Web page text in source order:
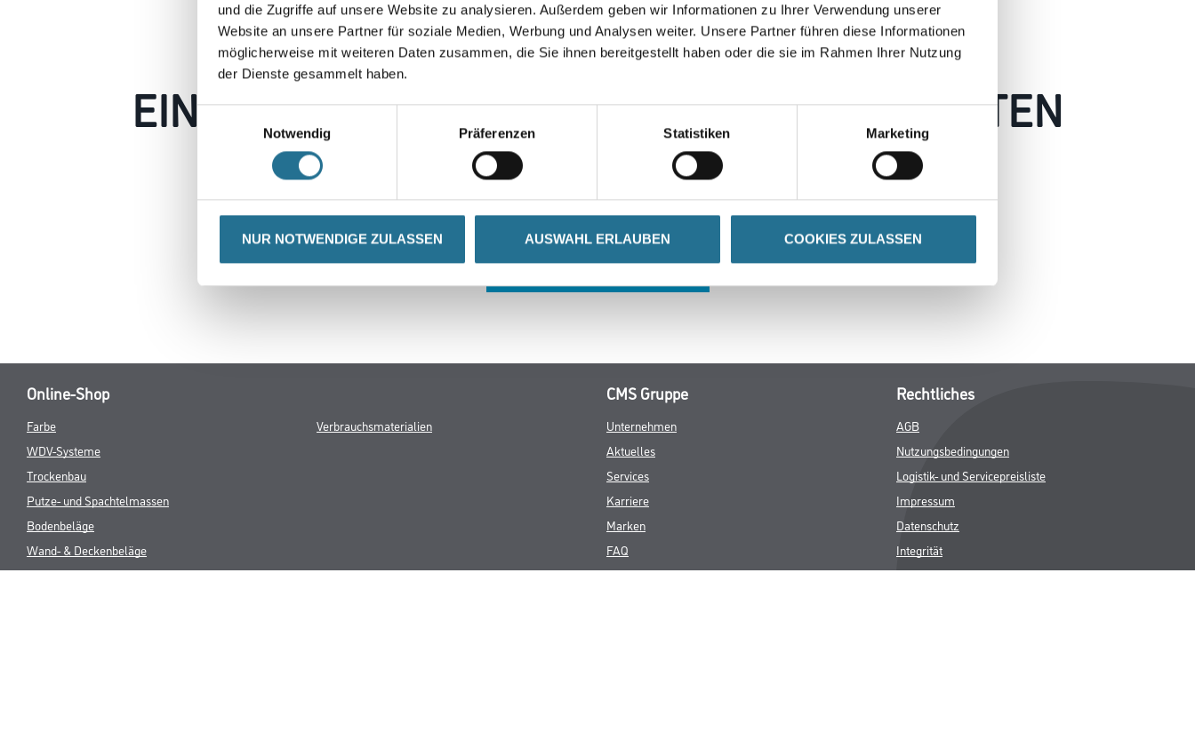
und die Zugriffe auf unsere Website zu analysieren. Außerdem geben wir Informationen zu Ihrer Verwendung unserer
Website an unsere Partner für soziale Medien, Werbung und Analysen weiter. Unsere Partner führen diese Informationen
möglicherweise mit weiteren Daten zusammen, die Sie ihnen bereitgestellt haben oder die sie im Rahmen Ihrer Nutzung
der Dienste gesammelt haben.
Notwendig
Präferenzen Statistiken Marketing
NUR NOTWENDIGE ZULASSEN AUSWAHL ERLAUBEN COOKIES ZULASSEN
EIN KLEINER ZWISCHENFALL IST AUFGETRETEN
Keine Sorge, wir pinseln schon an der Lösung und werden das Problem so schnell wie möglich beheben.
Erkunden Sie in der Zwischenzeit unseren Online-Shop und lassen Sie sich inspirieren.
Online-Shop
Farbe
WDV-Systeme
Trockenbau
Putze- und Spachtelmassen
Bodenbeläge
Wand- & Deckenbeläge
Werkzeug & Maschinen
Verbrauchsmaterialien
CMS Gruppe
Unternehmen
Aktuelles
Services
Karriere
Marken
FAQ
Rechtliches
AGB
Nutzungsbedingungen
Logistik- und Servicepreisliste
Impressum
Datenschutz
Integrität
Kontakt